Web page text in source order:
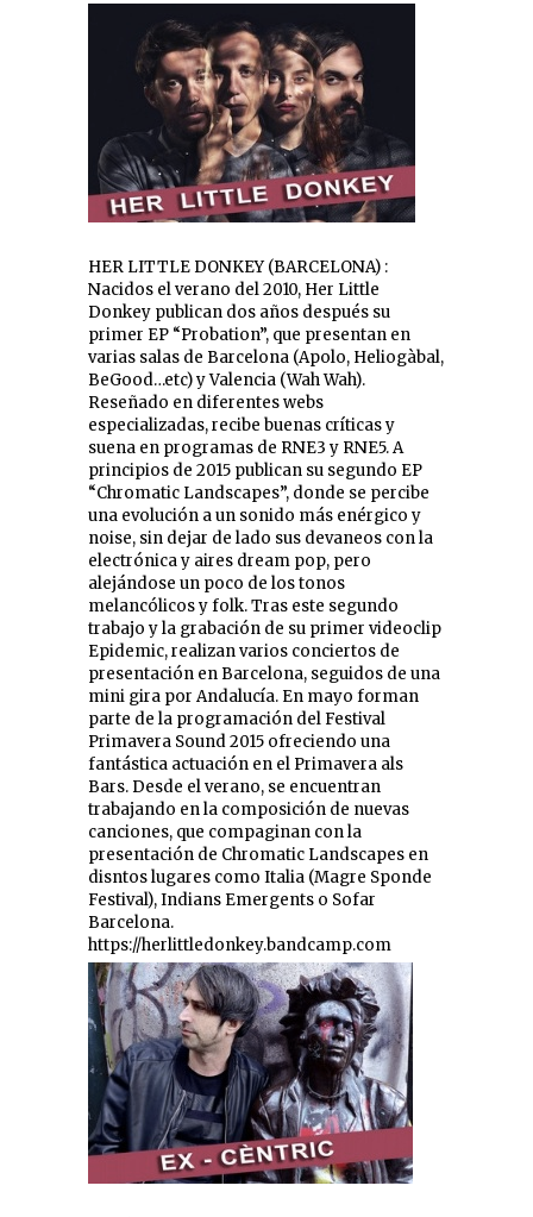
HER LITTLE DONKEY (BARCELONA) :
Nacidos el verano del 2010, Her Little
Donkey publican dos años después su
primer EP “Probation”, que presentan en
varias salas de Barcelona (Apolo, Heliogàbal,
BeGood…etc) y Valencia (Wah Wah).
Reseñado en diferentes webs
especializadas, recibe buenas críticas y
suena en programas de RNE3 y RNE5. A
principios de 2015 publican su segundo EP
“Chromatic Landscapes”, donde se percibe
una evolución a un sonido más enérgico y
noise, sin dejar de lado sus devaneos con la
electrónica y aires dream pop, pero
alejándose un poco de los tonos
melancólicos y folk. Tras este segundo
trabajo y la grabación de su primer videoclip
Epidemic, realizan varios conciertos de
presentación en Barcelona, seguidos de una
mini gira por Andalucía. En mayo forman
parte de la programación del Festival
Primavera Sound 2015 ofreciendo una
fantástica actuación en el Primavera als
Bars. Desde el verano, se encuentran
trabajando en la composición de nuevas
canciones, que compaginan con la
presentación de Chromatic Landscapes en
disntos lugares como Italia (Magre Sponde
Festival), Indians Emergents o Sofar
Barcelona.
https://herlittledonkey.bandcamp.com